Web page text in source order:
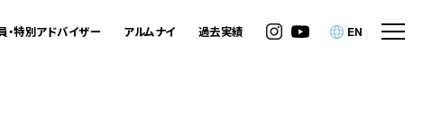
・特別アドバイザー アルムナイ 過去実績 EN